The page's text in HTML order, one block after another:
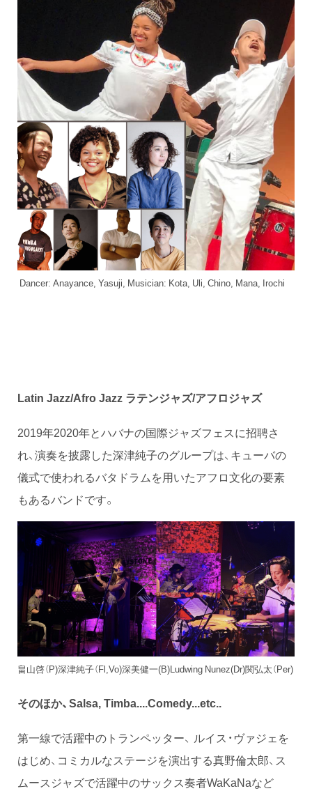
Dancer: Anayance, Yasuji, Musician: Kota, Uli, Chino, Mana, Irochi
Latin Jazz/Afro Jazz ラテンジャズ/アフロジャズ
2019年2020年とハバナの国際ジャズフェスに招聘さ
れ、演奏を披露した深津純子のグループは、キューバの
儀式で使われるバタドラムを用いたアフロ文化の要素
もあるバンドです。
畠山啓（P)深津純子（Fl,Vo)深美健一(B)Ludwing Nunez(Dr)関弘太（Per)
そのほか、Salsa, Timba....Comedy...etc..
第一線で活躍中のトランペッター、 ルイス・ヴァジェを
はじめ、コミカルなステージを演出する真野倫太郎、ス
ムースジャズで活躍中のサックス奏者WaKaNaなど